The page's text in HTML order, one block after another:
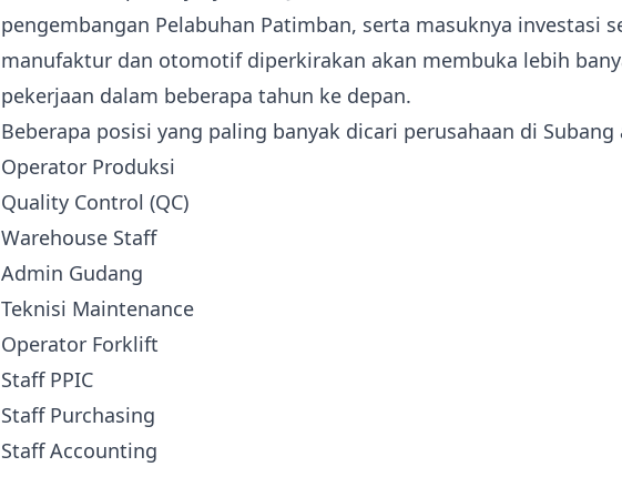
pengembangan Pelabuhan Patimban, serta masuknya investasi
manufaktur dan otomotif diperkirakan akan membuka lebih
pekerjaan dalam beberapa tahun ke depan.
Beberapa posisi yang paling banyak dicari perusahaan di Subang
Operator Produksi
Quality Control (QC)
Warehouse Staff
Admin Gudang
Teknisi Maintenance
Operator Forklift
Staff PPIC
Staff Purchasing
Staff Accounting